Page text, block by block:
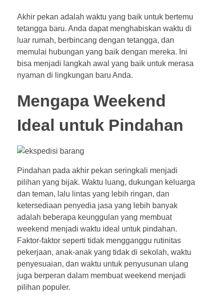
Akhir pekan adalah waktu yang baik untuk bertemu
tetangga baru. Anda dapat menghabiskan waktu di
luar rumah, berbincang dengan tetangga, dan
memulai hubungan yang baik dengan mereka. Ini
bisa menjadi langkah awal yang baik untuk merasa
nyaman di lingkungan baru Anda.
Mengapa Weekend
Ideal untuk Pindahan
Pindahan pada akhir pekan seringkali menjadi
pilihan yang bijak. Waktu luang, dukungan keluarga
dan teman, lalu lintas yang lebih ringan, dan
ketersediaan penyedia jasa yang lebih banyak
adalah beberapa keunggulan yang membuat
weekend menjadi waktu ideal untuk pindahan.
Faktor-faktor seperti tidak mengganggu rutinitas
pekerjaan, anak-anak yang tidak di sekolah, waktu
penyesuaian, dan waktu untuk penyusunan ulang
juga berperan dalam membuat weekend menjadi
pilihan populer.